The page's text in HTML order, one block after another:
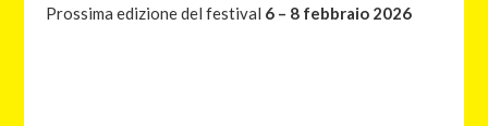
Prossima edizione del festival 6 – 8 febbraio 2026